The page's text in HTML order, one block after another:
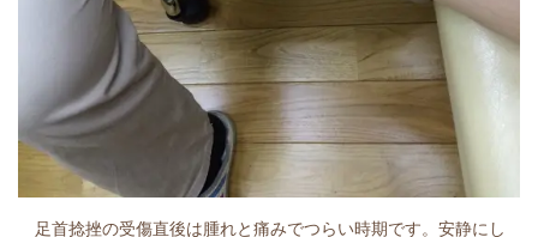
足首捻挫の受傷直後は腫れと痛みでつらい時期です。安静にし